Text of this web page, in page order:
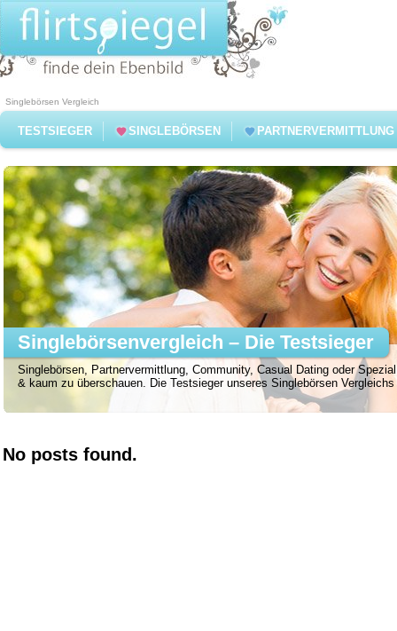
Singlebörsen Vergleich
TESTSIEGER SINGLEBÖRSEN PARTNERVERMITTLUNG
Singlebörsen, Partnervermittlung, Community, Casual Dating oder
& kaum zu überschauen. Die Testsieger unseres Singlebörsen
Singlebörsenvergleich – Die Testsieger
No posts found.